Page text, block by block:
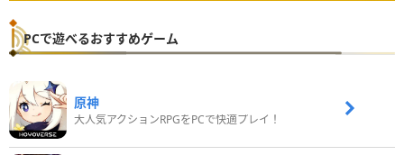
PCで遊べるおすすめゲーム
原神
大人気アクションRPGをPCで快適プレイ！